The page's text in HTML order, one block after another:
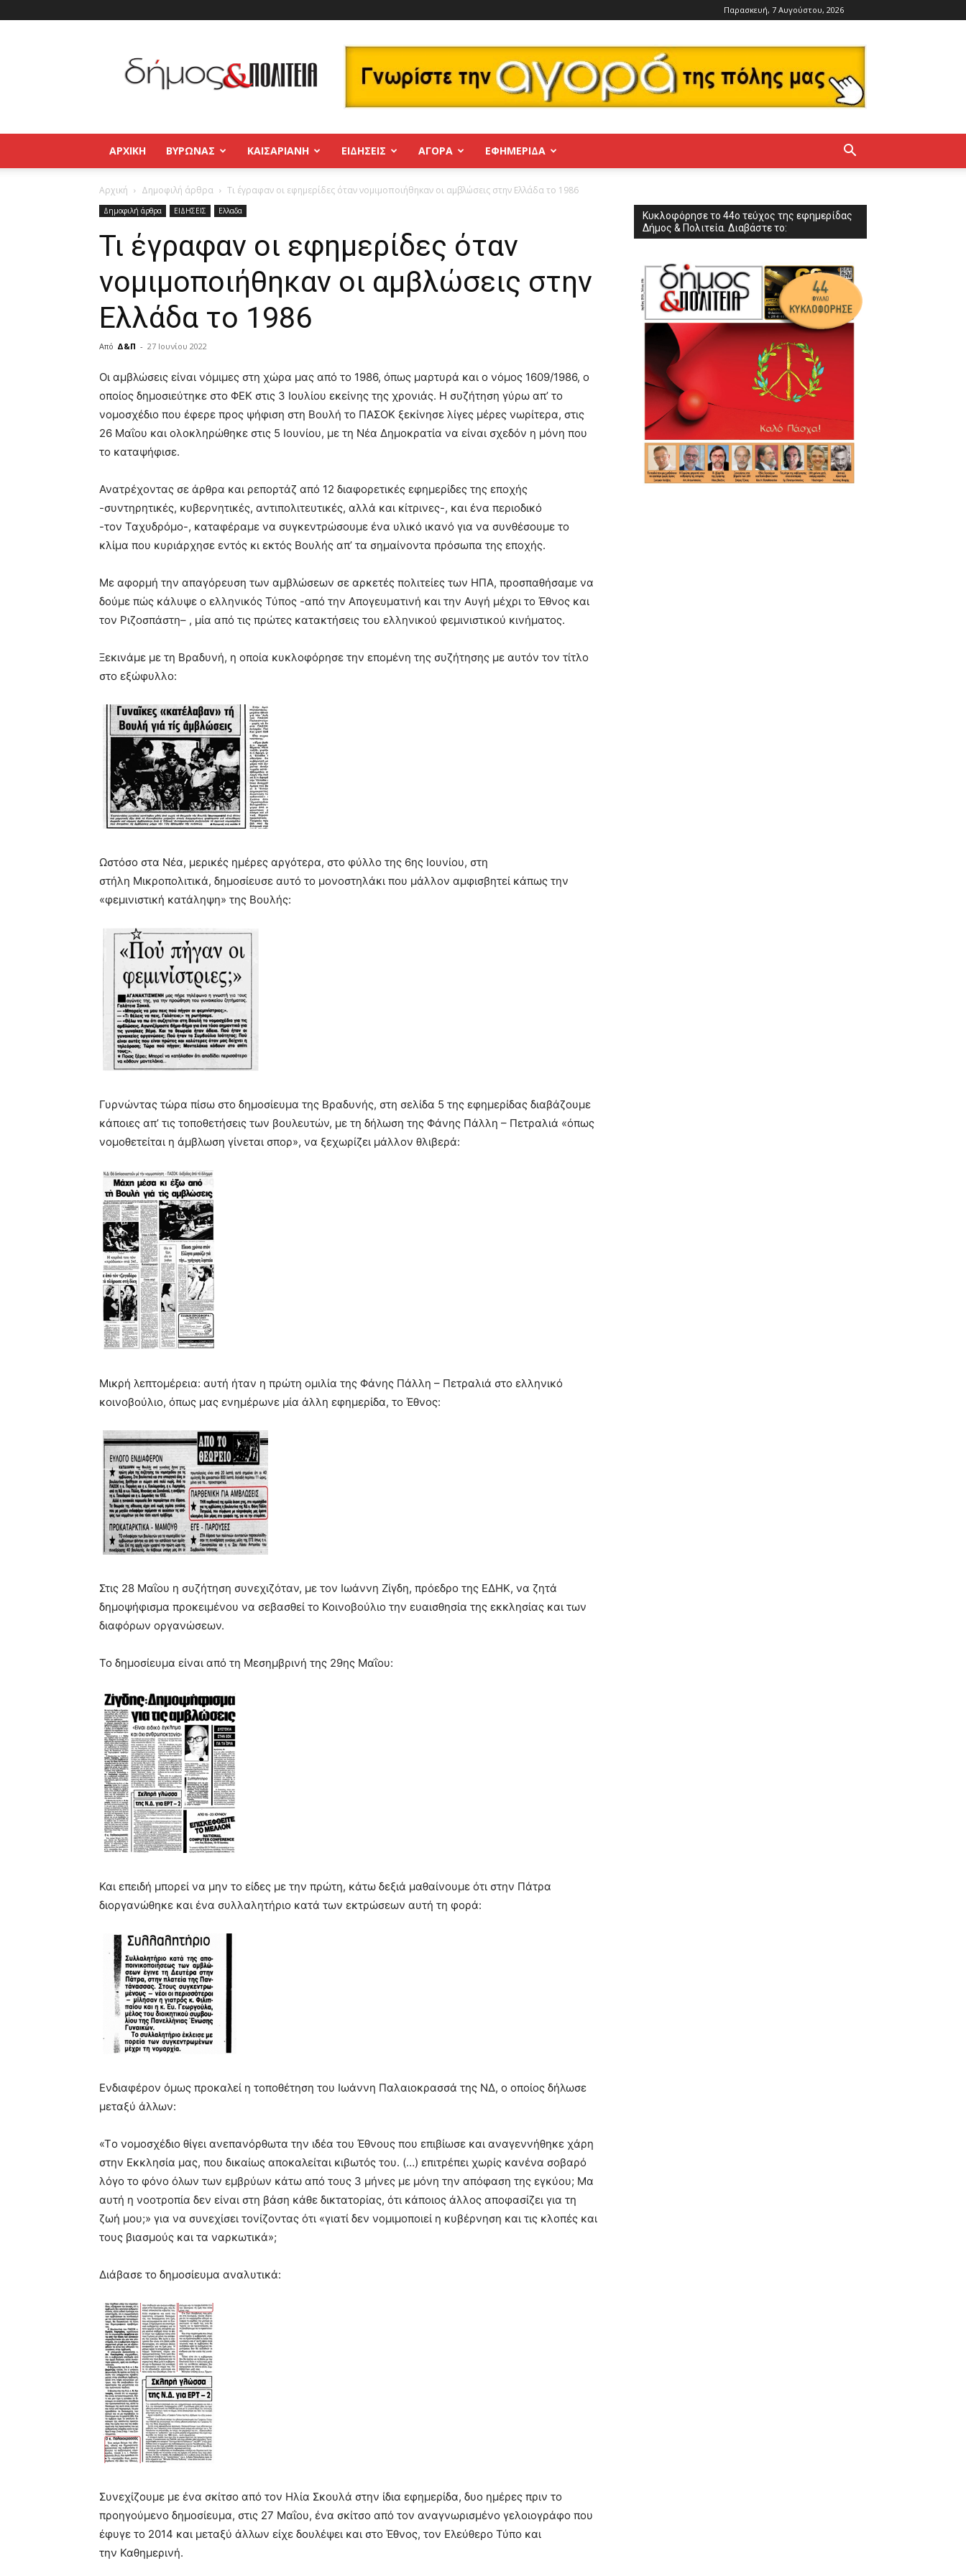
Παρασκευή, 7 Αυγούστου, 2026
και
Πολιτεία
Βύρωνας
–
Παγκράτι
ΑΡΧΙΚΉ ΒΥΡΩΝΑΣ ΚΑΙΣΑΡΙΑΝΗ ΕΙΔΗΣΕΙΣ ΑΓΟΡΑ ΕΦΗΜΕΡΊΔΑ
Αρχική Δημοφιλή άρθρα Τι έγραφαν οι εφημερίδες όταν νομιμοποιήθηκαν οι αμβλώσεις στην Ελλάδα το 1986
Δημοφιλή άρθρα ΕΙΔΗΣΕΙΣ Ελλαδα
Τι έγραφαν οι εφημερίδες όταν
νομιμοποιήθηκαν οι αμβλώσεις στην
Ελλάδα το 1986
Από Δ&Π - 27 Ιουνίου 2022
blonde
lesbians
very
hot
cam
show.desi
lyons
teaches
you
the
meaning
pain.
pornhun
porn
Οι αμβλώσεις είναι νόμιμες στη χώρα μας από το 1986, όπως μαρτυρά και ο νόμος 1609/1986, ο
οποίος δημοσιεύτηκε στο ΦΕΚ στις 3 Ιουλίου εκείνης της χρονιάς. Η συζήτηση γύρω απ’ το
νομοσχέδιο που έφερε προς ψήφιση στη Βουλή το ΠΑΣΟΚ ξεκίνησε λίγες μέρες νωρίτερα, στις
26 Μαΐου και ολοκληρώθηκε στις 5 Ιουνίου, με τη Νέα Δημοκρατία να είναι σχεδόν η μόνη που
το καταψήφισε.
Ανατρέχοντας σε άρθρα και ρεπορτάζ από 12 διαφορετικές εφημερίδες της εποχής
-συντηρητικές, κυβερνητικές, αντιπολιτευτικές, αλλά και κίτρινες-, και ένα περιοδικό
-τον Ταχυδρόμο-, καταφέραμε να συγκεντρώσουμε ένα υλικό ικανό για να συνθέσουμε το
κλίμα που κυριάρχησε εντός κι εκτός Βουλής απ’ τα σημαίνοντα πρόσωπα της εποχής.
Με αφορμή την απαγόρευση των αμβλώσεων σε αρκετές πολιτείες των ΗΠΑ, προσπαθήσαμε να
δούμε πώς κάλυψε ο ελληνικός Τύπος -από την Απογευματινή και την Αυγή μέχρι το Έθνος και
τον Ριζοσπάστη– , μία από τις πρώτες κατακτήσεις του ελληνικού φεμινιστικού κινήματος.
Ξεκινάμε με τη Βραδυνή, η οποία κυκλοφόρησε την επομένη της συζήτησης με αυτόν τον τίτλο
στο εξώφυλλο:
Ωστόσο στα Νέα, μερικές ημέρες αργότερα, στο φύλλο της 6ης Ιουνίου, στη
στήλη Μικροπολιτικά, δημοσίευσε αυτό το μονοστηλάκι που μάλλον αμφισβητεί κάπως την
«φεμινιστική κατάληψη» της Βουλής:
Γυρνώντας τώρα πίσω στο δημοσίευμα της Βραδυνής, στη σελίδα 5 της εφημερίδας διαβάζουμε
κάποιες απ’ τις τοποθετήσεις των βουλευτών, με τη δήλωση της Φάνης Πάλλη – Πετραλιά «όπως
νομοθετείται η άμβλωση γίνεται σπορ», να ξεχωρίζει μάλλον θλιβερά:
Μικρή λεπτομέρεια: αυτή ήταν η πρώτη ομιλία της Φάνης Πάλλη – Πετραλιά στο ελληνικό
κοινοβούλιο, όπως μας ενημέρωνε μία άλλη εφημερίδα, το Έθνος:
Στις 28 Μαΐου η συζήτηση συνεχιζόταν, με τον Ιωάννη Ζίγδη, πρόεδρο της ΕΔΗΚ, να ζητά
δημοψήφισμα προκειμένου να σεβασθεί το Κοινοβούλιο την ευαισθησία της εκκλησίας και των
διαφόρων οργανώσεων.
Το δημοσίευμα είναι από τη Μεσημβρινή της 29ης Μαΐου:
Και επειδή μπορεί να μην το είδες με την πρώτη, κάτω δεξιά μαθαίνουμε ότι στην Πάτρα
διοργανώθηκε και ένα συλλαλητήριο κατά των εκτρώσεων αυτή τη φορά:
Ενδιαφέρον όμως προκαλεί η τοποθέτηση του Ιωάννη Παλαιοκρασσά της ΝΔ, ο οποίος δήλωσε
μεταξύ άλλων:
«Tο νομοσχέδιο θίγει ανεπανόρθωτα την ιδέα του Έθνους που επιβίωσε και αναγεννήθηκε χάρη
στην Εκκλησία μας, που δικαίως αποκαλείται κιβωτός του. (…) επιτρέπει χωρίς κανένα σοβαρό
λόγο το φόνο όλων των εμβρύων κάτω από τους 3 μήνες με μόνη την απόφαση της εγκύου; Μα
αυτή η νοοτροπία δεν είναι στη βάση κάθε δικτατορίας, ότι κάποιος άλλος αποφασίζει για τη
ζωή μου;» για να συνεχίσει τονίζοντας ότι «γιατί δεν νομιμοποιεί η κυβέρνηση και τις κλοπές και
τους βιασμούς και τα ναρκωτικά»;
Διάβασε το δημοσίευμα αναλυτικά:
Συνεχίζουμε με ένα σκίτσο από τον Ηλία Σκουλά στην ίδια εφημερίδα, δυο ημέρες πριν το
προηγούμενο δημοσίευμα, στις 27 Μαΐου, ένα σκίτσο από τον αναγνωρισμένο γελοιογράφο που
έφυγε το 2014 και μεταξύ άλλων είχε δουλέψει και στο Έθνος, τον Ελεύθερο Τύπο και
την Καθημερινή.
Κυκλοφόρησε το 44ο τεύχος της εφημερίδας
Δήμος & Πολιτεία. Διαβάστε το: